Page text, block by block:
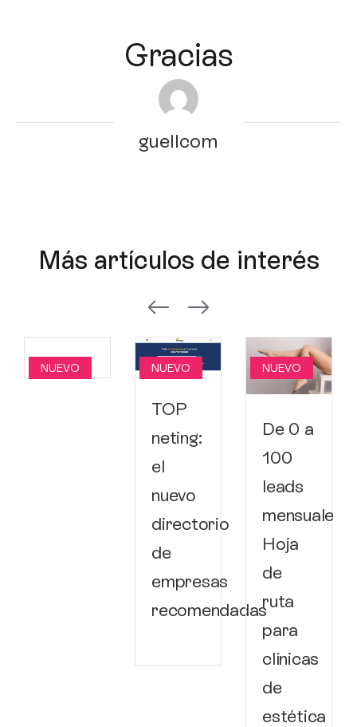
Gracias
guellcom
Más artículos de interés
NUEVO NUEVO
TOP
neting:
el
nuevo
directorio
de
empresas
recomendadas
NUEVO
De 0 a
100
leads
mensuales:
Hoja
de
ruta
para
clínicas
de
estética